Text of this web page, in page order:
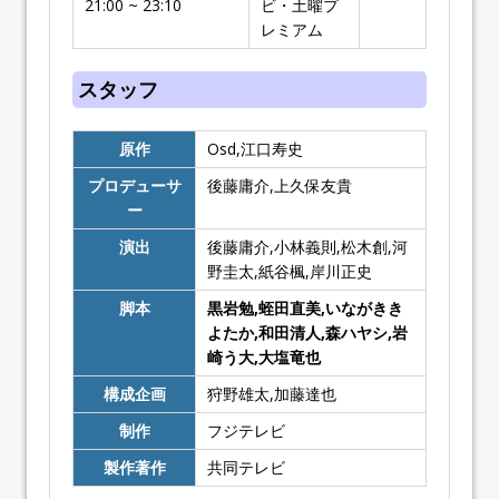
21:00 ~ 23:10
ビ・土曜プ
レミアム
スタッフ
原作
Osd,江口寿史
プロデューサ
ー
後藤庸介,上久保友貴
演出
後藤庸介,小林義則,松木創,河
野圭太,紙谷楓,岸川正史
脚本
黒岩勉,蛭田直美,いながきき
よたか,和田清人,森ハヤシ,岩
崎う大,大塩竜也
構成企画
狩野雄太,加藤達也
制作
フジテレビ
製作著作
共同テレビ